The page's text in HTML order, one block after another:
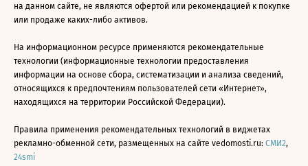
на данном сайте, не являются офертой или рекомендацией к покупке
или продаже каких-либо активов.
На информационном ресурсе применяются рекомендательные
технологии (информационные технологии предоставления
информации на основе сбора, систематизации и анализа сведений,
относящихся к предпочтениям пользователей сети «Интернет»,
находящихся на территории Российской Федерации).
Правила применения рекомендательных технологий в виджетах
рекламно-обменной сети, размещенных на сайте vedomosti.ru: СМИ2,
24smi